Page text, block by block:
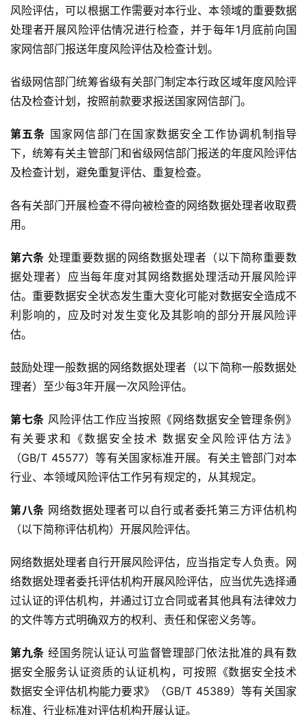
风险评估，可以根据工作需要对本行业、本领域的重要数据
处理者开展风险评估情况进行检查，并于每年1月底前向国
家网信部门报送年度风险评估及检查计划。
省级网信部门统筹省级有关部门制定本行政区域年度风险评
估及检查计划，按照前款要求报送国家网信部门。
第五条 国家网信部门在国家数据安全工作协调机制指导
下，统筹有关主管部门和省级网信部门报送的年度风险评估
及检查计划，避免重复评估、重复检查。
各有关部门开展检查不得向被检查的网络数据处理者收取费
用。
第六条 处理重要数据的网络数据处理者（以下简称重要数
据处理者）应当每年度对其网络数据处理活动开展风险评
估。重要数据安全状态发生重大变化可能对数据安全造成不
利影响的，应及时对发生变化及其影响的部分开展风险评
估。
鼓励处理一般数据的网络数据处理者（以下简称一般数据处
理者）至少每3年开展一次风险评估。
第七条 风险评估工作应当按照《网络数据安全管理条例》
有关要求和《数据安全技术 数据安全风险评估方法》
（GB/T 45577）等有关国家标准开展。有关主管部门对本
行业、本领域风险评估工作另有规定的，从其规定。
第八条 网络数据处理者可以自行或者委托第三方评估机构
（以下简称评估机构）开展风险评估。
网络数据处理者自行开展风险评估，应当指定专人负责。网
络数据处理者委托评估机构开展风险评估，应当优先选择通
过认证的评估机构，并通过订立合同或者其他具有法律效力
的文件等方式明确双方的权利、责任和保密义务等。
第九条 经国务院认证认可监督管理部门依法批准的具有数
据安全服务认证资质的认证机构，可按照《数据安全技术
数据安全评估机构能力要求》（GB/T 45389）等有关国家
标准、行业标准对评估机构开展认证。